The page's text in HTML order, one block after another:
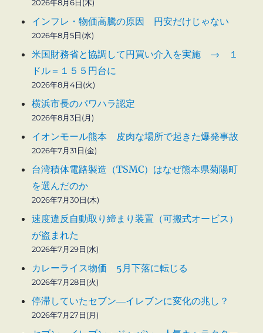
2026年8月6日(木)
インフレ・物価高騰の原因 円安だけじゃない
2026年8月5日(水)
米国財務省と協調して円買い介入を実施 → １
ドル＝１５５円台に
2026年8月4日(火)
横浜市長のパワハラ認定
2026年8月3日(月)
イオンモール熊本 皮肉な場所で起きた爆発事故
2026年7月31日(金)
台湾積体電路製造（TSMC）はなぜ熊本県菊陽町
を選んだのか
2026年7月30日(木)
速度違反自動取り締まり装置（可搬式オービス）
が盗まれた
2026年7月29日(水)
カレーライス物価 5月下落に転じる
2026年7月28日(火)
停滞していたセブン―イレブンに変化の兆し？
2026年7月27日(月)